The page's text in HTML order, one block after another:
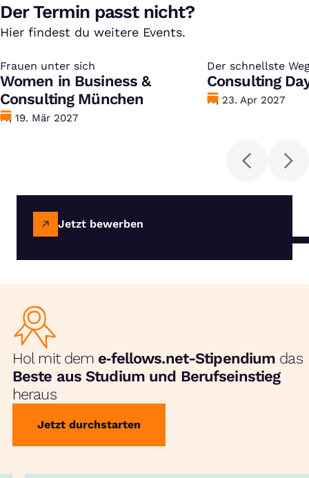
Der Termin passt nicht?
Hier findest du weitere Events.
Frauen unter sich
:
Women in Business &
Consulting München
Datum
Fr, 19. Mär 2027
Der schnellste
:
Consulting
Datum
Fr, 23. Apr 2027
Jetzt bewerben
Hol mit dem e‑fellows.net-Stipendium das
Beste aus Studium und Berufseinstieg
heraus
Jetzt durchstarten